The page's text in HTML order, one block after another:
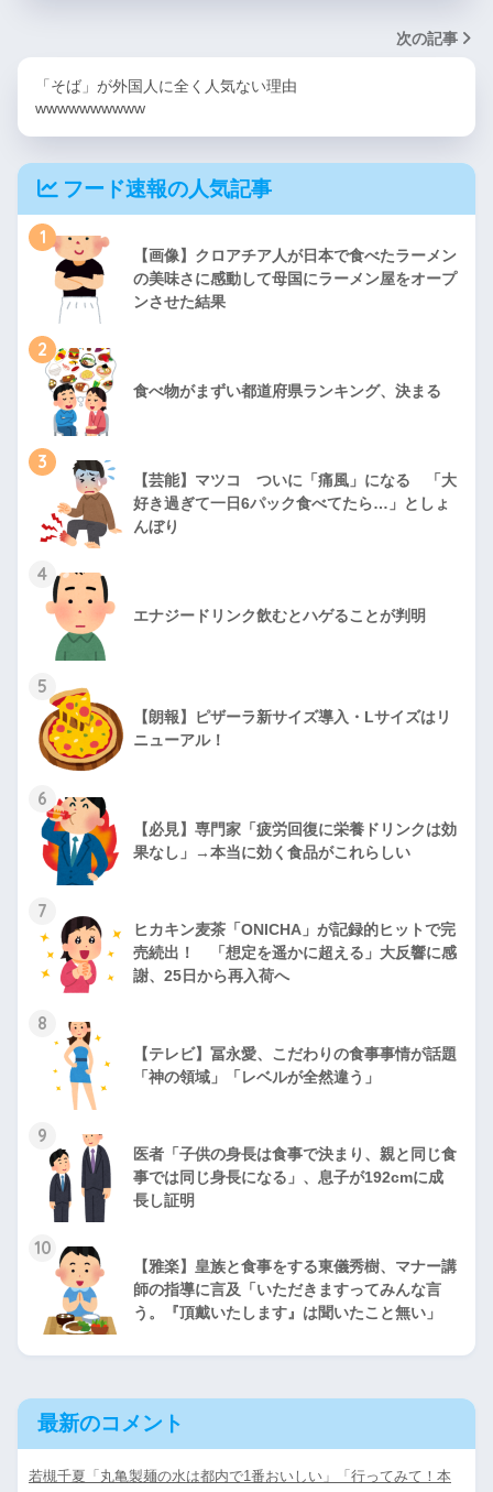
次の記事
「そば」が外国人に全く人気ない理由
wwwwwwwwww
フード速報の人気記事
1
【画像】クロアチア人が日本で食べたラーメン
の美味さに感動して母国にラーメン屋をオープ
ンさせた結果
2
食べ物がまずい都道府県ランキング、決まる
3
【芸能】マツコ ついに「痛風」になる 「大
好き過ぎて一日6パック食べてたら…」としょ
んぼり
4
エナジードリンク飲むとハゲることが判明
5
【朗報】ピザーラ新サイズ導入・Lサイズはリ
ニューアル！
6
【必見】専門家「疲労回復に栄養ドリンクは効
果なし」→本当に効く食品がこれらしい
7
ヒカキン麦茶「ONICHA」が記録的ヒットで完
売続出！ 「想定を遥かに超える」大反響に感
謝、25日から再入荷へ
8
【テレビ】冨永愛、こだわりの食事事情が話題
「神の領域」「レベルが全然違う」
9
医者「子供の身長は食事で決まり、親と同じ食
事では同じ身長になる」、息子が192cmに成
長し証明
10
【雅楽】皇族と食事をする東儀秀樹、マナー講
師の指導に言及「いただきますってみんな言
う。『頂戴いたします』は聞いたこと無い」
最新のコメント
若槻千夏「丸亀製麺の水は都内で1番おいしい」「行ってみて！本